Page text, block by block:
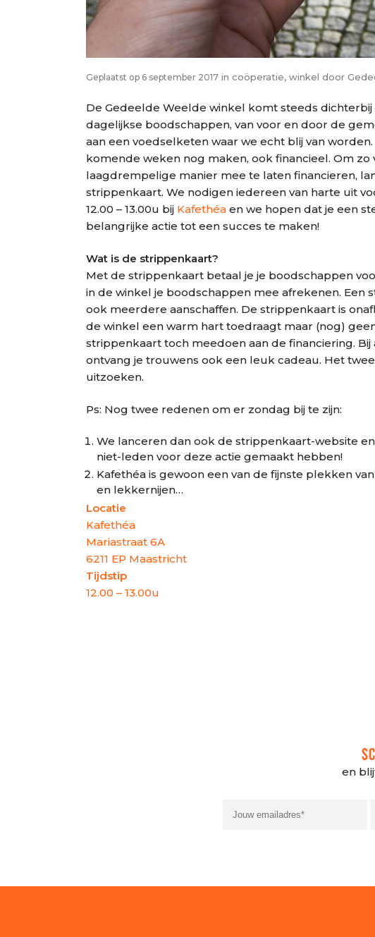
Geplaatst op 6 september 2017 in coöperatie, winkel door
De Gedeelde Weelde winkel komt steeds
dagelijkse boodschappen, van voor en door de
aan een voedselketen waar we echt blij van
komende weken nog maken, ook financieel. Om
laagdrempelige manier mee te laten financieren,
strippenkaart. We nodigen iedereen van harte uit
12.00 – 13.00u bij Kafethéa en we hopen dat je een
belangrijke actie tot een succes te maken!
Wat is de strippenkaart?
Met de strippenkaart betaal je je boodschappen
in de winkel je boodschappen mee afrekenen. Een
ook meerdere aanschaffen. De strippenkaart is
de winkel een warm hart toedraagt maar (nog)
strippenkaart toch meedoen aan de financiering.
ontvang je trouwens ook een leuk cadeau. Het
uitzoeken.
Ps: Nog twee redenen om er zondag bij te zijn:
We lanceren dan ook de strippenkaart-website
niet-leden voor deze actie gemaakt hebben!
Kafethéa is gewoon een van de fijnste plekken
en lekkernijen…
Locatie
Kafethéa
Mariastraat 6A
6211 EP Maastricht
Tijdstip
12.00 – 13.00u
en